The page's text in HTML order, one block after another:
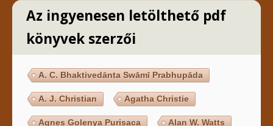
Az ingyenesen letölthető pdf
könyvek szerzői
A. C. Bhaktivedānta Swāmī Prabhupāda
A. J. Christian Agatha Christie
Agnes Golenya Purisaca Alan W. Watts